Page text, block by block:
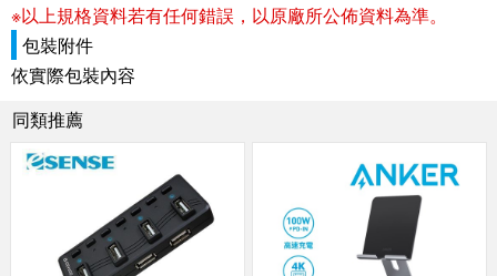
※以上規格資料若有任何錯誤，以原廠所公佈資料為準。
包裝附件
依實際包裝內容
同類推薦